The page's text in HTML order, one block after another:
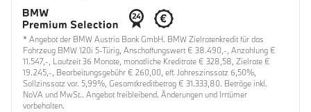
* Angebot der BMW Austria Bank GmbH. BMW Zielratenkredit für das
Fahrzeug BMW 120i 5-Türig, Anschaffungswert € 38.490,-, Anzahlung €
11.547,-, Laufzeit 36 Monate, monatliche Kreditrate € 328,58, Zielrate €
19.245,-, Bearbeitungsgebühr € 260,00, eff. Jahreszinssatz 6,50%,
Sollzinssatz var. 5,99%, Gesamtkreditbetrag € 31.333,80. Beträge inkl.
NoVA und MwSt.. Angebot freibleibend. Änderungen und Irrtümer
vorbehalten.